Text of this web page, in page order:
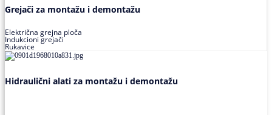
Grejači za montažu i demontažu
Električna grejna ploča
Indukcioni grejači
Rukavice
Hidraulični alati za montažu i demontažu